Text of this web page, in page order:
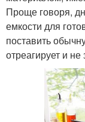
Проще говоря,
емкости для
поставить
отреагирует и не